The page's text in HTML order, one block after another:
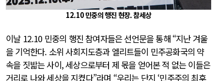
12.10 민중의 행진 현장. 참세상
이날 12.10 민중의 행진 참여자들은 선언문을 통해 “지난 겨울
을 기억한다. 소위 사회지도층과 엘리트들이 민주공화국의 약
속을 짓밟는 사이, 세상으로부터 제 몫을 얻어본 적 없는 이들은
거리로 나와 세상을 지켰다”라며 “우리는 단지 ‘민주주의 최후